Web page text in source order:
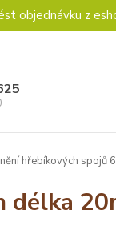
objednávku z
hřebíkových spojů
délka